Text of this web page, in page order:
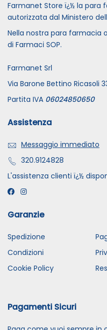
Farmanet Store ï¿½ la para
autorizzata dal Ministero
Nella nostra para farmacia
di Farmaci SOP.
Farmanet Srl
Via Barone Bettino Ricasoli
Partita IVA 06024850650
Assistenza
Messaggio immediato
320.9124828
L'assistenza clienti ï¿½
Garanzie
Spedizione
Condizioni
Cookie Policy
Pagamenti Sicuri